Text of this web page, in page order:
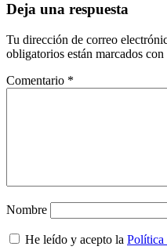
Deja una respuesta
Tu dirección de correo
obligatorios están marcados con
Comentario *
Nombre
He leído y acepto la Política